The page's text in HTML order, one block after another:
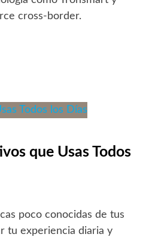
cross-border.
que Usas Todos
poco conocidas de tus
tu experiencia diaria y